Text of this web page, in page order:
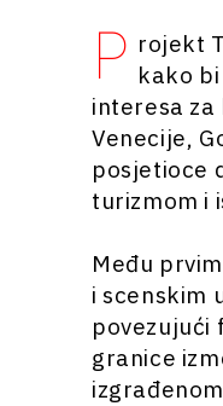
P rojekt
kako
interesa
Venecije,
posjetioce
turizmom i
Među
i scenskim
povezujući
granice